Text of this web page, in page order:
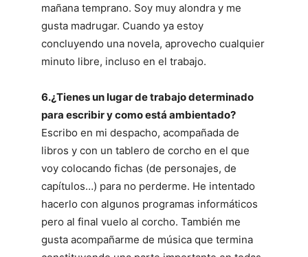
mañana temprano. Soy muy alondra y me
gusta madrugar. Cuando ya estoy
concluyendo una novela, aprovecho cualquier
minuto libre, incluso en el trabajo.
6.¿Tienes un lugar de trabajo determinado
para escribir y como está ambientado?
Escribo en mi despacho, acompañada de
libros y con un tablero de corcho en el que
voy colocando fichas (de personajes, de
capítulos…) para no perderme. He intentado
hacerlo con algunos programas informáticos
pero al final vuelo al corcho. También me
gusta acompañarme de música que termina